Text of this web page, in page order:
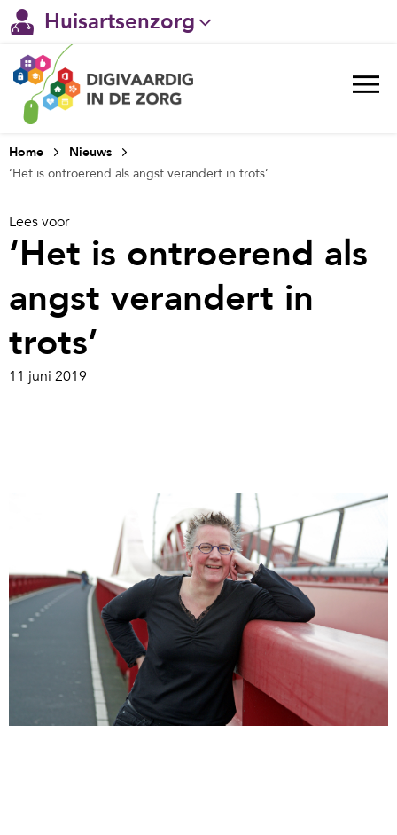
Huisartsenzorg
Gehandicaptenzorg
Verpleeghuiszorg & Zorg thuis
Ggz
Welzijn / sociaal werk
Home
Nieuws
‘Het is ontroerend als angst verandert in trots’
Lees voor
‘Het is ontroerend als
angst verandert in
trots’
11 juni 2019